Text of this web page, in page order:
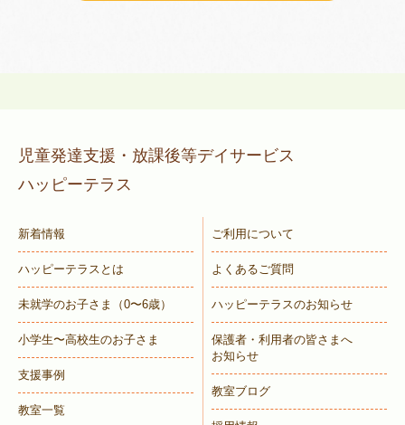
児童発達支援・放課後等デイサービス
ハッピーテラス
新着情報
ハッピーテラスとは
未就学のお子さま （0〜6歳）
小学生〜高校生のお子さま
支援事例
教室一覧
ご利用について
よくあるご質問
ハッピーテラスのお知らせ
保護者・利用者の皆さまへ
お知らせ
教室ブログ